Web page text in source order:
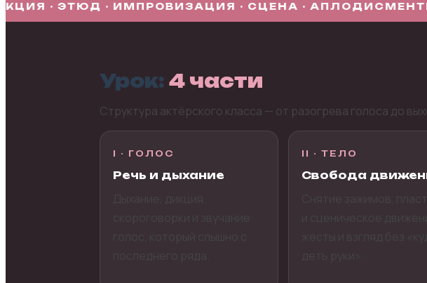
· ЭТЮД · ИМПРОВИЗАЦИЯ · СЦЕНА · АПЛОДИСМЕНТЫ
Урок: 4 части
Структура актёрского класса — от разогрева голоса до
I · ГОЛОС
Речь и дыхание
II · ТЕЛО
Свобода